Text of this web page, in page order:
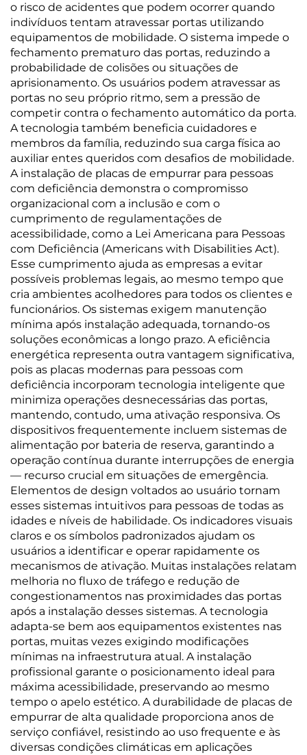
o risco de acidentes que podem ocorrer quando
indivíduos tentam atravessar portas utilizando
equipamentos de mobilidade. O sistema impede o
fechamento prematuro das portas, reduzindo a
probabilidade de colisões ou situações de
aprisionamento. Os usuários podem atravessar as
portas no seu próprio ritmo, sem a pressão de
competir contra o fechamento automático da porta.
A tecnologia também beneficia cuidadores e
membros da família, reduzindo sua carga física ao
auxiliar entes queridos com desafios de mobilidade.
A instalação de placas de empurrar para pessoas
com deficiência demonstra o compromisso
organizacional com a inclusão e com o
cumprimento de regulamentações de
acessibilidade, como a Lei Americana para Pessoas
com Deficiência (Americans with Disabilities Act).
Esse cumprimento ajuda as empresas a evitar
possíveis problemas legais, ao mesmo tempo que
cria ambientes acolhedores para todos os clientes e
funcionários. Os sistemas exigem manutenção
mínima após instalação adequada, tornando-os
soluções econômicas a longo prazo. A eficiência
energética representa outra vantagem significativa,
pois as placas modernas para pessoas com
deficiência incorporam tecnologia inteligente que
minimiza operações desnecessárias das portas,
mantendo, contudo, uma ativação responsiva. Os
dispositivos frequentemente incluem sistemas de
alimentação por bateria de reserva, garantindo a
operação contínua durante interrupções de energia
— recurso crucial em situações de emergência.
Elementos de design voltados ao usuário tornam
esses sistemas intuitivos para pessoas de todas as
idades e níveis de habilidade. Os indicadores visuais
claros e os símbolos padronizados ajudam os
usuários a identificar e operar rapidamente os
mecanismos de ativação. Muitas instalações relatam
melhoria no fluxo de tráfego e redução de
congestionamentos nas proximidades das portas
após a instalação desses sistemas. A tecnologia
adapta-se bem aos equipamentos existentes nas
portas, muitas vezes exigindo modificações
mínimas na infraestrutura atual. A instalação
profissional garante o posicionamento ideal para
máxima acessibilidade, preservando ao mesmo
tempo o apelo estético. A durabilidade de placas de
empurrar de alta qualidade proporciona anos de
serviço confiável, resistindo ao uso frequente e às
diversas condições climáticas em aplicações